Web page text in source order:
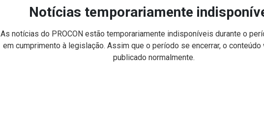
Notícias temporariamente
As notícias do PROCON estão temporariamente indisponíveis durante o
em cumprimento à legislação. Assim que o período se encerrar, o conteúdo
publicado normalmente.